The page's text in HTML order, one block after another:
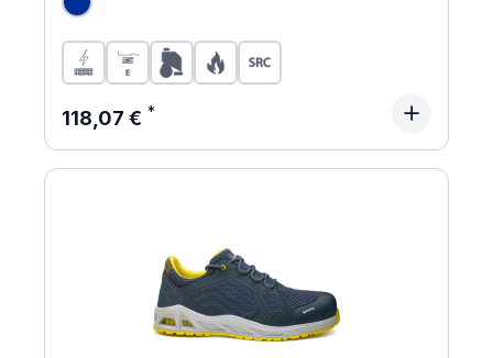
Regulärer Preis:
118,07 €